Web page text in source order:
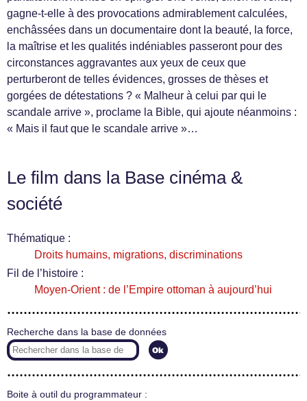
gagne-t-elle à des provocations admirablement calculées,
enchâssées dans un documentaire dont la beauté, la force,
la maîtrise et les qualités indéniables passeront pour des
circonstances aggravantes aux yeux de ceux que
perturberont de telles évidences, grosses de thèses et
gorgées de détestations ? « Malheur à celui par qui le
scandale arrive », proclame la Bible, qui ajoute néanmoins :
« Mais il faut que le scandale arrive »…
Le film dans la Base cinéma &
société
Thématique :
Droits humains, migrations, discriminations
Fil de l’histoire :
Moyen-Orient : de l’Empire ottoman à aujourd’hui
Recherche dans la base de données
Boite à outil du programmateur :